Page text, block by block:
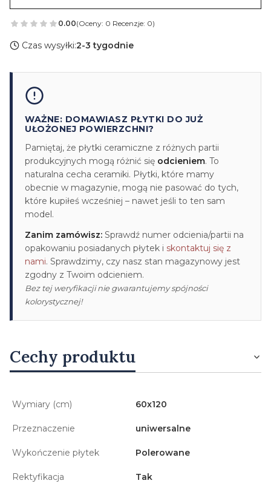
0.00(Oceny: 0 Recenzje: 0)
Czas wysyłki:2-3 tygodnie
WAŻNE: DOMAWIASZ PŁYTKI DO JUŻ
UŁOŻONEJ POWIERZCHNI?
Pamiętaj, że płytki ceramiczne z różnych partii
produkcyjnych mogą różnić się odcieniem. To
naturalna cecha ceramiki. Płytki, które mamy
obecnie w magazynie, mogą nie pasować do tych,
które kupiłeś wcześniej – nawet jeśli to ten sam
model.
Zanim zamówisz: Sprawdź numer odcienia/partii na
opakowaniu posiadanych płytek i skontaktuj się z
nami. Sprawdzimy, czy nasz stan magazynowy jest
zgodny z Twoim odcieniem.
Bez tej weryfikacji nie gwarantujemy spójności
kolorystycznej!
Cechy produktu
Wymiary (cm) 60x120
Przeznaczenie uniwersalne
Wykończenie płytek Polerowane
Rektyfikacja Tak